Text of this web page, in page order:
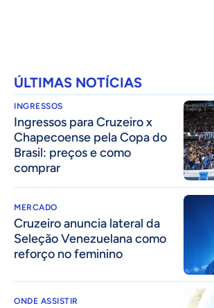
ÚLTIMAS NOTÍCIAS
INGRESSOS
Ingressos para Cruzeiro x
Chapecoense pela Copa do
Brasil: preços e como
comprar
MERCADO
Cruzeiro anuncia lateral da
Seleção Venezuelana como
reforço no feminino
ONDE ASSISTIR